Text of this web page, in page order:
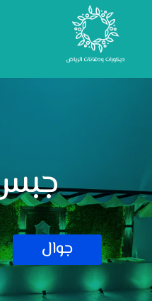
جوال